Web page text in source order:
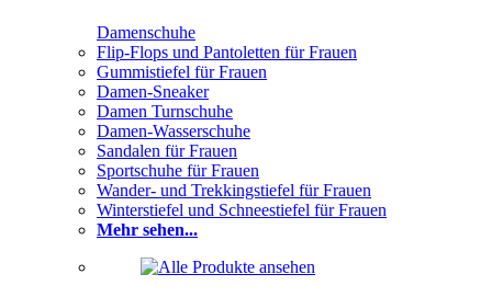
Damenschuhe
Flip-Flops und Pantoletten für Frauen
Gummistiefel für Frauen
Damen-Sneaker
Damen Turnschuhe
Damen-Wasserschuhe
Sandalen für Frauen
Sportschuhe für Frauen
Wander- und Trekkingstiefel für Frauen
Winterstiefel und Schneestiefel für Frauen
Mehr sehen...